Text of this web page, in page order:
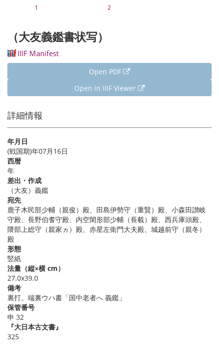
1 2
（大友義鑑書状写）
IIIF Manifest
Open PDF
Open in IIIF Viewer
詳細情報
年月日
(戦国期)年07月16日
西暦
年
差出・作成
（大友）義鑑
宛先
鹿子木民部少輔（親俊）殿、田島伊勢守（重賢）殿、小森田讃岐
守殿、長野伯耆守殿、内空閑形部少輔（長載）殿、西兵庫頭殿、
隈部上総守（親家ヵ）殿、赤星左衛門大夫殿、城越前守（親冬）
殿
形態
竪紙
法量（縦×横 cm）
27.0x39.0
備考
裏打。端裏ウハ書「国中老者へ 義鑑」
保管番号
申 32
『大日本古文書』
325